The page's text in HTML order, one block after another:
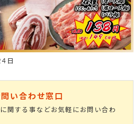
日
問い合わせ窓口
に関する事などお気軽にお問い合わ